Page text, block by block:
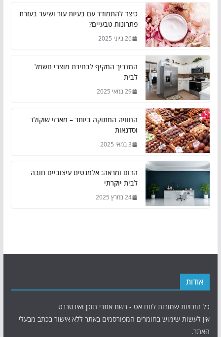
כיצד להתמודד עם בעיות עור ושיער בעזרת
פתרונות טבעיים?
26 ביוני 2025
המדריך המקיף לבחירת מוצרי חשמל
לבית
29 במאי 2025
החוויה המתוקה ביותר – מארזי שוקולד
וסדנאות
3 במאי 2025
הדום ומראה: אלמנטים עיצוביים חובה
לבית יוקרתי
24 במרץ 2025
אודות
כל הזכויות שמורות לזום אט - רשת אתרי תוכן ואינטרנט
אין לעשות שימוש בחומרים המפורסמים באתר ללא אישור בכתב מבעלי
האתר.